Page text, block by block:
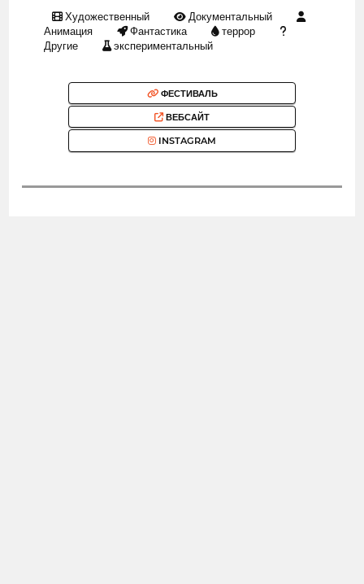
Художественный
Документальный
Анимация
Фантастика
террор
Другие
экспериментальный
ФЕСТИВАЛЬ
ВЕБСАЙТ
INSTAGRAM